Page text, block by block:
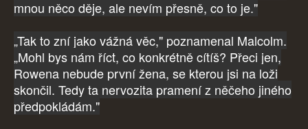
mnou něco děje, ale nevím přesně, co to je."
„Tak to zní jako vážná věc," poznamenal Malcolm.
„Mohl bys nám říct, co konkrétně cítíš? Přeci jen,
Rowena nebude první žena, se kterou jsi na loži
skončil. Tedy ta nervozita pramení z něčeho jiného
předpokládám."